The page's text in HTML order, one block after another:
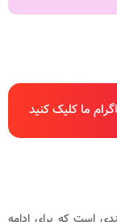
ما کلیک کنید